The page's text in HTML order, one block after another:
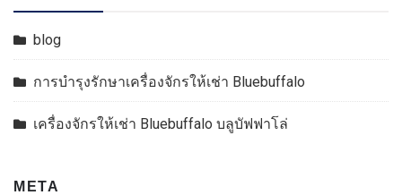
blog
การบำรุงรักษาเครื่องจักรให้เช่า Bluebuffalo
เครื่องจักรให้เช่า Bluebuffalo บลูบัฟฟาโล่
META